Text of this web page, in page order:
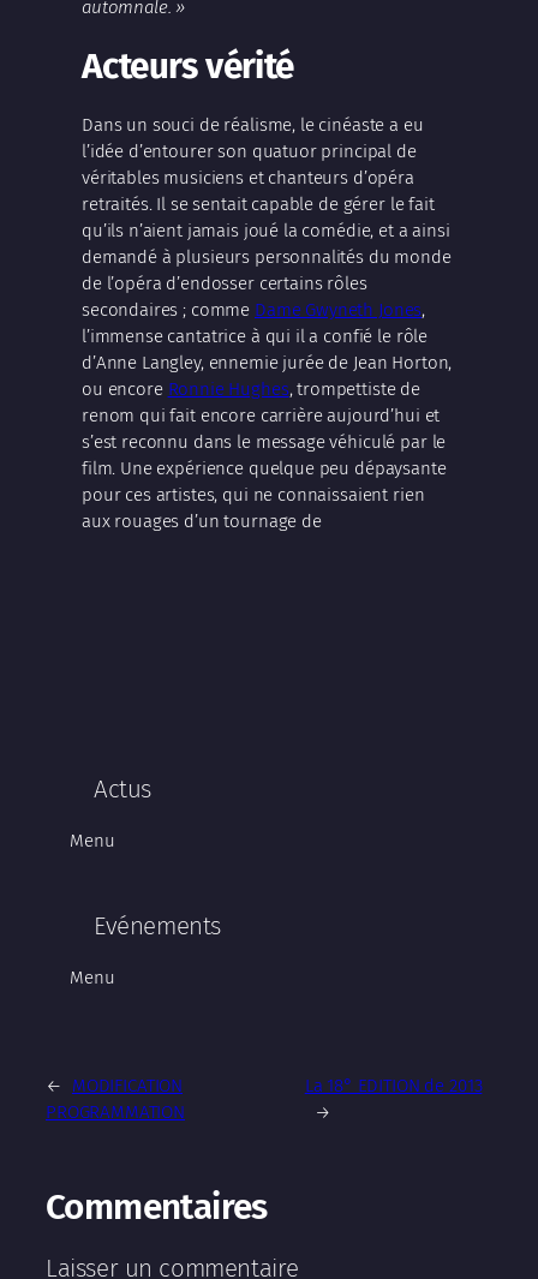
automnale. »
Acteurs vérité
Dans un souci de réalisme, le cinéaste a eu
l’idée d’entourer son quatuor principal de
véritables musiciens et chanteurs d’opéra
retraités. Il se sentait capable de gérer le fait
qu’ils n’aient jamais joué la comédie, et a ainsi
demandé à plusieurs personnalités du monde
de l’opéra d’endosser certains rôles
secondaires ; comme Dame Gwyneth Jones,
l’immense cantatrice à qui il a confié le rôle
d’Anne Langley, ennemie jurée de Jean Horton,
ou encore Ronnie Hughes, trompettiste de
renom qui fait encore carrière aujourd’hui et
s’est reconnu dans le message véhiculé par le
film. Une expérience quelque peu dépaysante
pour ces artistes, qui ne connaissaient rien
aux rouages d’un tournage de
Actus
Menu
Evénements
Menu
←
MODIFICATION
PROGRAMMATION
La 18° EDITION de 2013
→
Commentaires
Laisser un commentaire